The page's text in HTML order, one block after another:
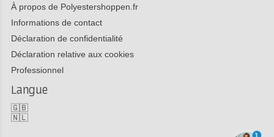
À propos de Polyestershoppen.fr
Informations de contact
Déclaration de confidentialité
Déclaration relative aux cookies
Professionnel
Langue
🇬🇧
🇳🇱
1